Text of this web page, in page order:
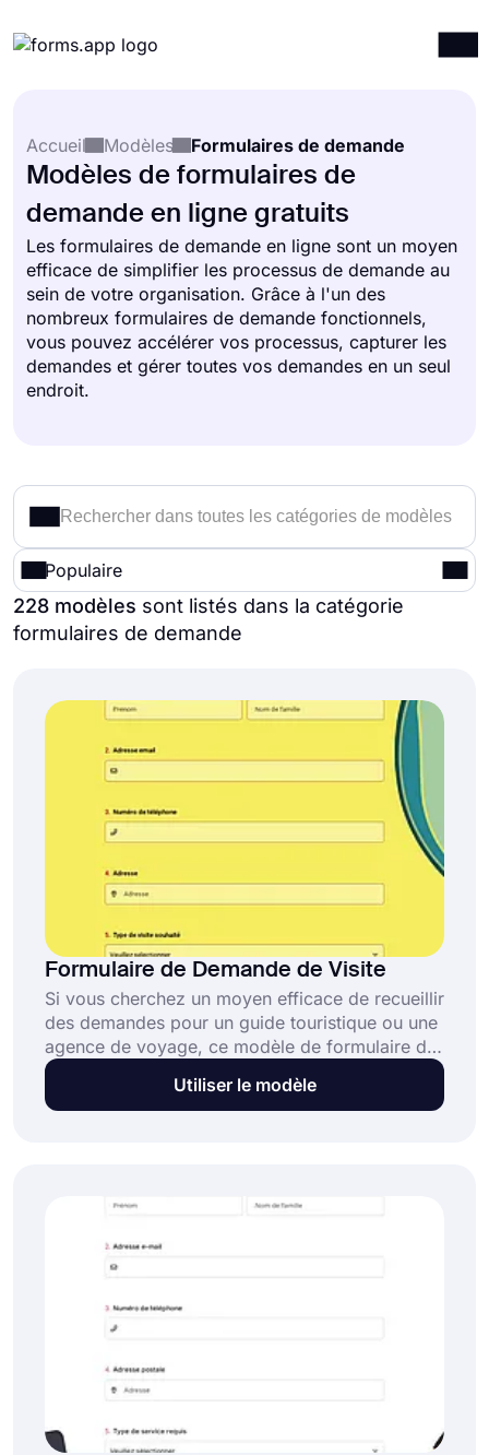
Intégrations
Ressources
Tarification
Accueil
Modèles Formulaires de demande
Modèles de formulaires de
demande en ligne gratuits
Les formulaires de demande en ligne sont un moyen
efficace de simplifier les processus de demande au
sein de votre organisation. Grâce à l'un des
nombreux formulaires de demande fonctionnels,
vous pouvez accélérer vos processus, capturer les
demandes et gérer toutes vos demandes en un seul
endroit.
Populaire
228 modèles sont listés dans la catégorie
formulaires de demande
Formulaire de Demande de Visite
Si vous cherchez un moyen efficace de recueillir
des demandes pour un guide touristique ou une
agence de voyage, ce modèle de formulaire de
demande de visite gratuit est fait pour vous.
Vous pourrez ainsi offrir un service
formulaire de demande de visite, cliquez sur le
bouton "Utiliser le modèle".
Utiliser le modèle